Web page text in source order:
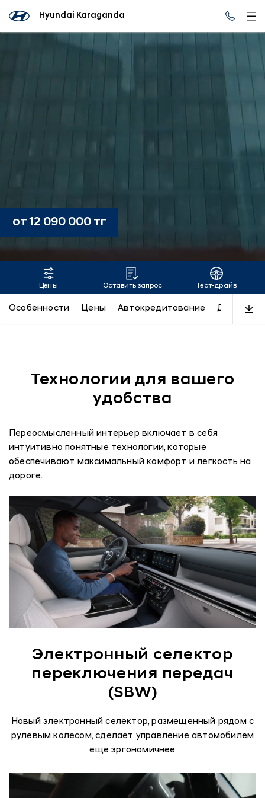
Hyundai Karaganda
TUCSON
от 12 090 000 тг
Цены Оставить запрос Тест-драйв
Особенности Цены Автокредитование Дизайн
Технологии для вашего
удобства
Переосмысленный интерьер включает в себя
интуитивно понятные технологии, которые
обеспечивают максимальный комфорт и легкость на
дороге.
Электронный селектор
переключения передач
(SBW)
Новый электронный селектор, размещенный рядом с
рулевым колесом, сделает управление автомобилем
еще эргономичнее